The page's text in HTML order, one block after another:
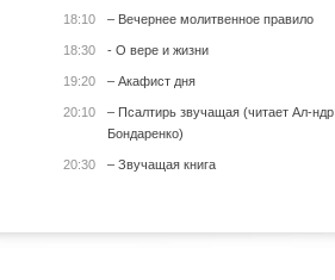
18:10 – Вечернее молитвенное правило
18:30 - О вере и жизни
19:20 – Акафист дня
20:10
– Псалтирь звучащая (читает Ал-ндр
Бондаренко)
20:30 – Звучащая книга